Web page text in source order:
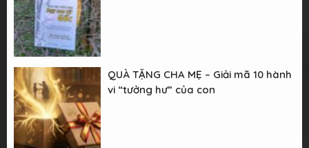
QUÀ TẶNG CHA MẸ – Giải mã 10 hành
vi “tưởng hư” của con